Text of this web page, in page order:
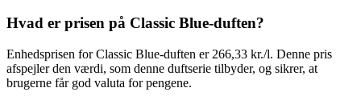
Hvad er prisen på Classic Blue-duften?
Enhedsprisen for Classic Blue-duften er 266,33 kr./l. Denne pris
afspejler den værdi, som denne duftserie tilbyder, og sikrer, at
brugerne får god valuta for pengene.